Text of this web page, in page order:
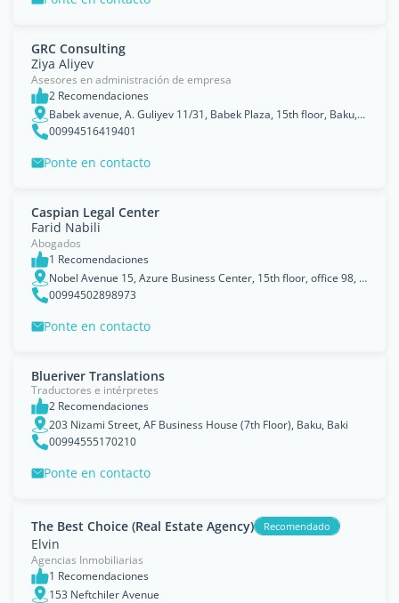
GRC Consulting
Ziya Aliyev
Asesores en administración de empresa
2 Recomendaciones
Babek avenue, A. Guliyev 11/31, Babek Plaza, 15th floor, Baku, Baki
00994516419401
Ponte en contacto
Caspian Legal Center
Farid Nabili
Abogados
1 Recomendaciones
Nobel Avenue 15, Azure Business Center, 15th floor, office 98, Baku, Az 1025, Baki
00994502898973
Ponte en contacto
Blueriver Translations
Traductores e intérpretes
2 Recomendaciones
203 Nizami Street, AF Business House (7th Floor), Baku, Baki
00994555170210
Ponte en contacto
The Best Choice (Real Estate Agency) Recomendado
Elvin
Agencias Inmobiliarias
1 Recomendaciones
153 Neftchiler Avenue